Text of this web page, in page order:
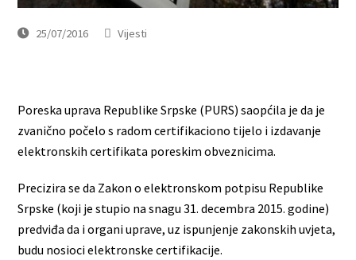
25/07/2016 Vijesti
Poreska uprava Republike Srpske (PURS) saopćila je da je
zvanično počelo s radom certifikaciono tijelo i izdavanje
elektronskih certifikata poreskim obveznicima.
Precizira se da Zakon o elektronskom potpisu Republike
Srpske (koji je stupio na snagu 31. decembra 2015. godine)
predviđa da i organi uprave, uz ispunjenje zakonskih uvjeta,
budu nosioci elektronske certifikacije.